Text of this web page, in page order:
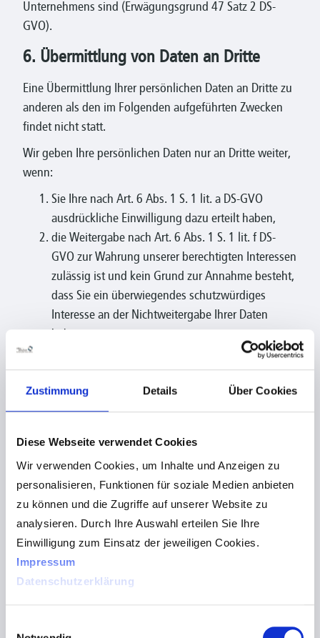
Zustimmung Details Über Cookies
Diese Webseite verwendet Cookies
Wir verwenden Cookies, um Inhalte und Anzeigen zu
personalisieren, Funktionen für soziale Medien anbieten
zu können und die Zugriffe auf unserer Website zu
analysieren. Durch Ihre Auswahl erteilen Sie Ihre
Einwilligung zum Einsatz der jeweiligen Cookies.
Impressum
Datenschutzerklärung
Unternehmens sind (Erwägungsgrund 47 Satz 2 DS-
GVO).
6. Übermittlung von Daten an Dritte
Eine Übermittlung Ihrer persönlichen Daten an Dritte zu
anderen als den im Folgenden aufgeführten Zwecken
findet nicht statt.
Wir geben Ihre persönlichen Daten nur an Dritte weiter,
wenn:
Sie Ihre nach Art. 6 Abs. 1 S. 1 lit. a DS-GVO
ausdrückliche Einwilligung dazu erteilt haben,
die Weitergabe nach Art. 6 Abs. 1 S. 1 lit. f DS-
GVO zur Wahrung unserer berechtigten Interessen
zulässig ist und kein Grund zur Annahme besteht,
dass Sie ein überwiegendes schutzwürdiges
Interesse an der Nichtweitergabe Ihrer Daten
für den Fall, dass für die Weitergabe nach Art. 6
Abs. 1 S. 1 lit. c DS-GVO eine gesetzliche
Verpflichtung besteht, sowie
dies gesetzlich zulässig und nach Art. 6 Abs. 1 S. 1
7. Technik
7.1 SSL/TLS-Verschlüsselung
Diese Seite nutzt zurGewährleistungder Sicherheit der
Datenverarbeitung und zum Schutz der Übertragung
vertraulicher Inhalte, wie zum Beispiel Bestellungen,
Betreiber senden, eine SSL-bzw. TLS-Verschlüsselung.